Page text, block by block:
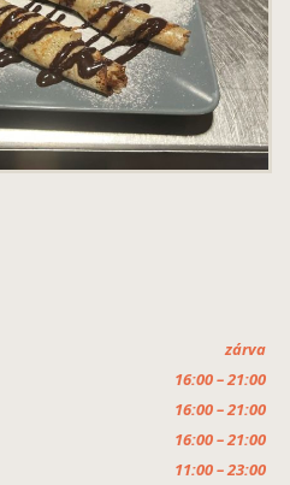
zárva
16:00 – 21:00
16:00 – 21:00
16:00 – 21:00
11:00 – 23:00